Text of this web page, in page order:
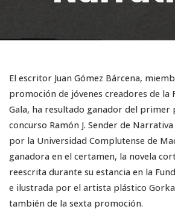
El escritor Juan Gómez Bárcena,
promoción de jóvenes creadores de la
Gala, ha resultado ganador del primer
concurso Ramón J. Sender de
por la Universidad Complutense de
ganadora en el certamen, la novela
reescrita durante su estancia en la
e ilustrada por el artista plástico
también de la sexta promoción.